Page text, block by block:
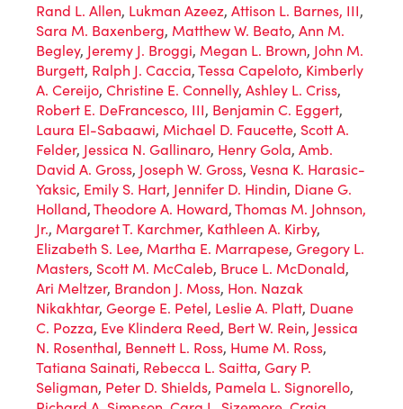
Rand L. Allen, Lukman Azeez, Attison L. Barnes, III,
Sara M. Baxenberg, Matthew W. Beato, Ann M.
Begley, Jeremy J. Broggi, Megan L. Brown, John M.
Burgett, Ralph J. Caccia, Tessa Capeloto, Kimberly
A. Cereijo, Christine E. Connelly, Ashley L. Criss,
Robert E. DeFrancesco, III, Benjamin C. Eggert,
Laura El-Sabaawi, Michael D. Faucette, Scott A.
Felder, Jessica N. Gallinaro, Henry Gola, Amb.
David A. Gross, Joseph W. Gross, Vesna K. Harasic-
Yaksic, Emily S. Hart, Jennifer D. Hindin, Diane G.
Holland, Theodore A. Howard, Thomas M. Johnson,
Jr., Margaret T. Karchmer, Kathleen A. Kirby,
Elizabeth S. Lee, Martha E. Marrapese, Gregory L.
Masters, Scott M. McCaleb, Bruce L. McDonald,
Ari Meltzer, Brandon J. Moss, Hon. Nazak
Nikakhtar, George E. Petel, Leslie A. Platt, Duane
C. Pozza, Eve Klindera Reed, Bert W. Rein, Jessica
N. Rosenthal, Bennett L. Ross, Hume M. Ross,
Tatiana Sainati, Rebecca L. Saitta, Gary P.
Seligman, Peter D. Shields, Pamela L. Signorello,